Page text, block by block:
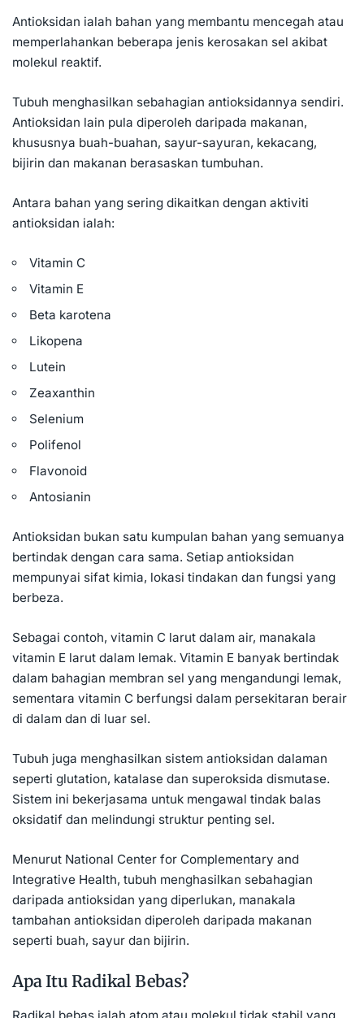
Antioksidan ialah bahan yang membantu mencegah atau
memperlahankan beberapa jenis kerosakan sel akibat
molekul reaktif.
Tubuh menghasilkan sebahagian antioksidannya sendiri.
Antioksidan lain pula diperoleh daripada makanan,
khususnya buah-buahan, sayur-sayuran, kekacang,
bijirin dan makanan berasaskan tumbuhan.
Antara bahan yang sering dikaitkan dengan aktiviti
antioksidan ialah:
Vitamin C
Vitamin E
Beta karotena
Likopena
Lutein
Zeaxanthin
Selenium
Polifenol
Flavonoid
Antosianin
Antioksidan bukan satu kumpulan bahan yang semuanya
bertindak dengan cara sama. Setiap antioksidan
mempunyai sifat kimia, lokasi tindakan dan fungsi yang
berbeza.
Sebagai contoh, vitamin C larut dalam air, manakala
vitamin E larut dalam lemak. Vitamin E banyak bertindak
dalam bahagian membran sel yang mengandungi lemak,
sementara vitamin C berfungsi dalam persekitaran berair
di dalam dan di luar sel.
Tubuh juga menghasilkan sistem antioksidan dalaman
seperti glutation, katalase dan superoksida dismutase.
Sistem ini bekerjasama untuk mengawal tindak balas
oksidatif dan melindungi struktur penting sel.
Menurut National Center for Complementary and
Integrative Health, tubuh menghasilkan sebahagian
daripada antioksidan yang diperlukan, manakala
tambahan antioksidan diperoleh daripada makanan
seperti buah, sayur dan bijirin.
Apa Itu Radikal Bebas?